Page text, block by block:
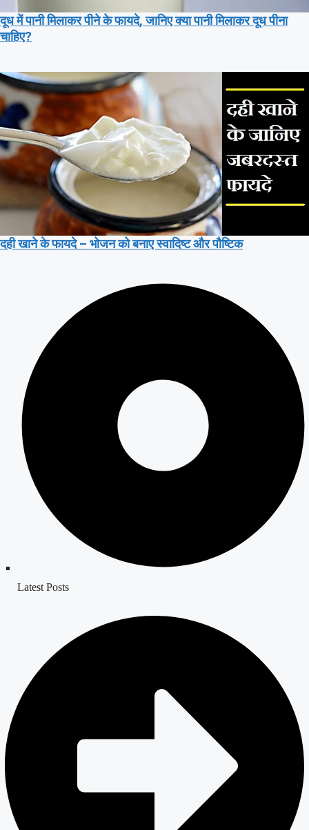
दूध में पानी मिलाकर पीने के फायदे, जानिए क्या पानी मिलाकर दूध पीना
चाहिए?
दही खाने के फायदे – भोजन को बनाए स्वादिष्ट और पौष्टिक
Latest Posts